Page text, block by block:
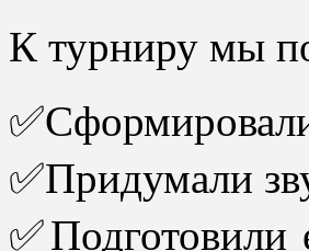
К турниру мы
✅Придумали